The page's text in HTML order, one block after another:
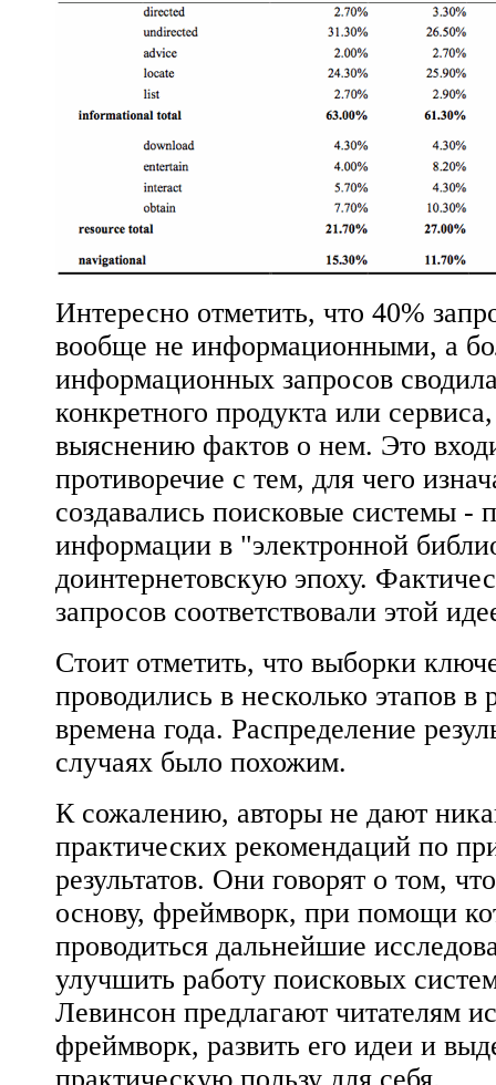
Интересно отметить, что 40%
вообще не информационными, а
информационных запросов
конкретного продукта или
выяснению фактов о нем. Это
противоречие с тем, для чего
создавались поисковые системы -
информации в "электронной
доинтернетовскую эпоху.
запросов соответствовали этой
Стоит отметить, что выборки
проводились в несколько этапов в
времена года. Распределение
случаях было похожим.
К сожалению, авторы не дают
практических рекомендаций по
результатов. Они говорят о том,
основу, фреймворк, при помощи
проводиться дальнейшие
улучшить работу поисковых
Левинсон предлагают читателям
фреймворк, развить его идеи и